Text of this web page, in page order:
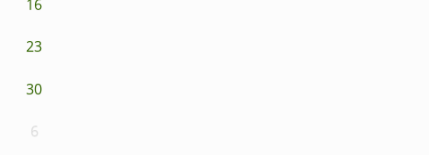
16
23
30
6